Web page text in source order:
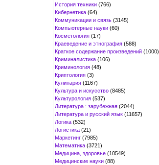
История техники (766)
Кибернетика (64)
Коммуникации и связь (3145)
Компьютерные науки (60)
Косметология (17)
Краеведение и этнография (588)
Краткое содержание произведений (1000)
Криминалистика (106)
Криминология (48)
Криптология (3)
Кулинария (1167)
Культура и искусство (8485)
Культурология (537)
Литература : зарубежная (2044)
Литература и русский язык (11657)
Логика (532)
Логистика (21)
Маркетинг (7985)
Математика (3721)
Медицина, здоровье (10549)
Медицинские науки (88)